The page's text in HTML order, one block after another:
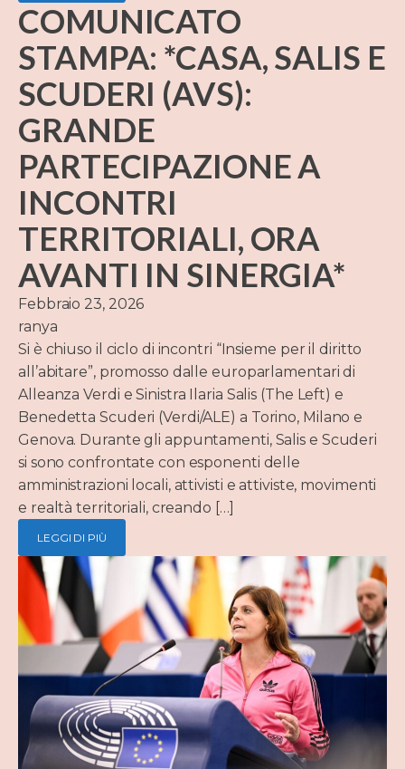
COMUNICATO
STAMPA: *CASA, SALIS E
SCUDERI (AVS):
GRANDE
PARTECIPAZIONE A
INCONTRI
TERRITORIALI, ORA
AVANTI IN SINERGIA*
Febbraio 23, 2026
ranya
Si è chiuso il ciclo di incontri “Insieme per il diritto
all’abitare”, promosso dalle europarlamentari di
Alleanza Verdi e Sinistra Ilaria Salis (The Left) e
Benedetta Scuderi (Verdi/ALE) a Torino, Milano e
Genova. Durante gli appuntamenti, Salis e Scuderi
si sono confrontate con esponenti delle
amministrazioni locali, attivisti e attiviste, movimenti
e realtà territoriali, creando […]
LEGGI DI PIÙ